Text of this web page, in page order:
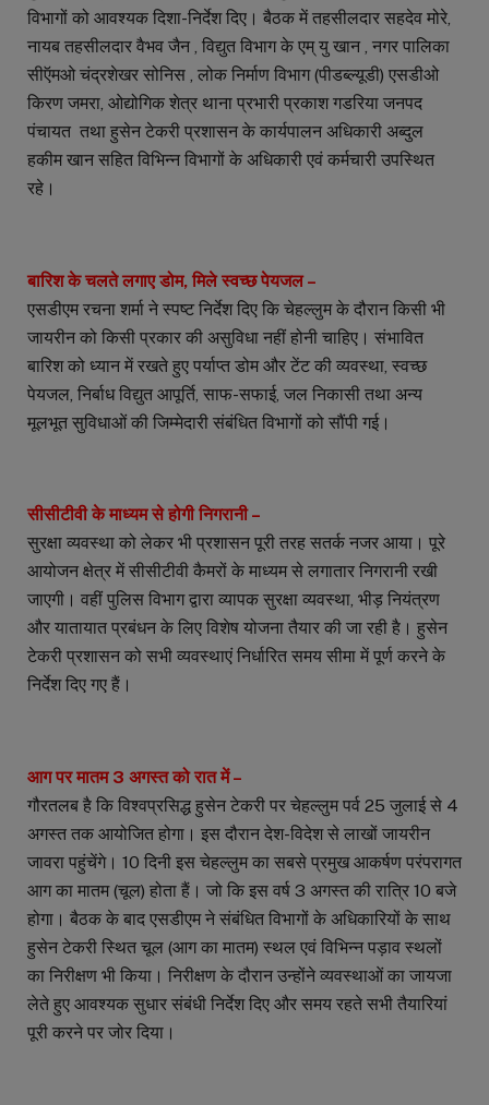
विभागों को आवश्यक दिशा-निर्देश दिए। बैठक में तहसीलदार सहदेव मोरे,
नायब तहसीलदार वैभव जैन , विद्युत विभाग के एम् यु खान , नगर पालिका
सीऍमओ चंद्रशेखर सोनिस , लोक निर्माण विभाग (पीडब्ल्यूडी) एसडीओ
किरण जमरा, ओद्योगिक शेत्र थाना प्रभारी प्रकाश गडरिया जनपद
पंचायत तथा हुसेन टेकरी प्रशासन के कार्यपालन अधिकारी अब्दुल
हकीम खान सहित विभिन्न विभागों के अधिकारी एवं कर्मचारी उपस्थित
रहे।
बारिश के चलते लगाए डोम, मिले स्वच्छ पेयजल –
एसडीएम रचना शर्मा ने स्पष्ट निर्देश दिए कि चेहल्लुम के दौरान किसी भी
जायरीन को किसी प्रकार की असुविधा नहीं होनी चाहिए। संभावित
बारिश को ध्यान में रखते हुए पर्याप्त डोम और टेंट की व्यवस्था, स्वच्छ
पेयजल, निर्बाध विद्युत आपूर्ति, साफ-सफाई, जल निकासी तथा अन्य
मूलभूत सुविधाओं की जिम्मेदारी संबंधित विभागों को सौंपी गई।
सीसीटीवी के माध्यम से होगी निगरानी –
सुरक्षा व्यवस्था को लेकर भी प्रशासन पूरी तरह सतर्क नजर आया। पूरे
आयोजन क्षेत्र में सीसीटीवी कैमरों के माध्यम से लगातार निगरानी रखी
जाएगी। वहीं पुलिस विभाग द्वारा व्यापक सुरक्षा व्यवस्था, भीड़ नियंत्रण
और यातायात प्रबंधन के लिए विशेष योजना तैयार की जा रही है। हुसेन
टेकरी प्रशासन को सभी व्यवस्थाएं निर्धारित समय सीमा में पूर्ण करने के
निर्देश दिए गए हैं।
आग पर मातम 3 अगस्त को रात में –
गौरतलब है कि विश्वप्रसिद्ध हुसेन टेकरी पर चेहल्लुम पर्व 25 जुलाई से 4
अगस्त तक आयोजित होगा। इस दौरान देश-विदेश से लाखों जायरीन
जावरा पहुंचेंगे। 10 दिनी इस चेहल्लुम का सबसे प्रमुख आकर्षण परंपरागत
आग का मातम (चूल) होता हैं। जो कि इस वर्ष 3 अगस्त की रात्रि 10 बजे
होगा। बैठक के बाद एसडीएम ने संबंधित विभागों के अधिकारियों के साथ
हुसेन टेकरी स्थित चूल (आग का मातम) स्थल एवं विभिन्न पड़ाव स्थलों
का निरीक्षण भी किया। निरीक्षण के दौरान उन्होंने व्यवस्थाओं का जायजा
लेते हुए आवश्यक सुधार संबंधी निर्देश दिए और समय रहते सभी तैयारियां
पूरी करने पर जोर दिया।